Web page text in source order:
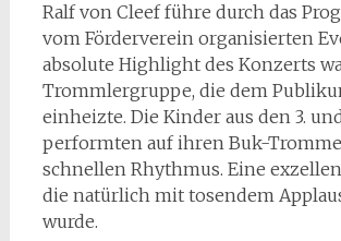
Ralf von Cleef führe durch das
vom Förderverein organisierten
absolute Highlight des Konzerts
Trommlergruppe, die dem
einheizte. Die Kinder aus den 3.
performten auf ihren Buk-
schnellen Rhythmus. Eine
die natürlich mit tosendem
wurde.